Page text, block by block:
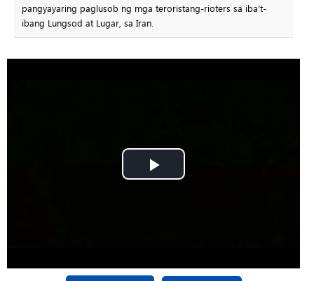
pangyayaring paglusob ng mga teroristang-rioters sa iba't-
ibang Lungsod at Lugar, sa Iran.
Play